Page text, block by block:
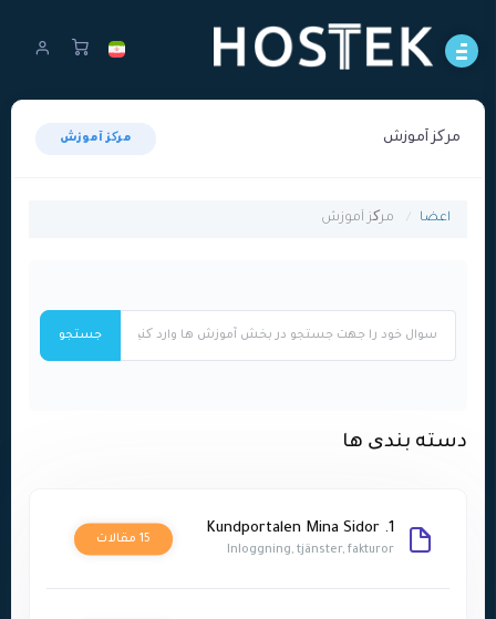
مرکز آموزش مرکز آموزش
اعضا مرکز آموزش
دسته بندی ها
1. Kundportalen Mina Sidor
15 مقالات
Inloggning, tjänster, fakturor